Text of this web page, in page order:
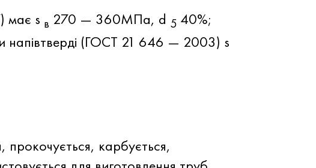
має s в 270 — 360МПа, d 540%;
напівтверді (ГОСТ 21 646 — 2003) s
карбується,